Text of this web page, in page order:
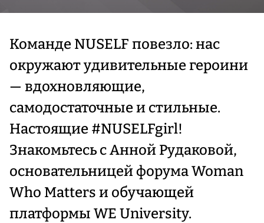
Команде NUSELF повезло: нас
окружают удивительные героини
— вдохновляющие,
самодостаточные и стильные.
Настоящие #NUSELFgirl!
Знакомьтесь с Анной Рудаковой,
основательницей форума Woman
Who Matters и обучающей
платформы WE University.